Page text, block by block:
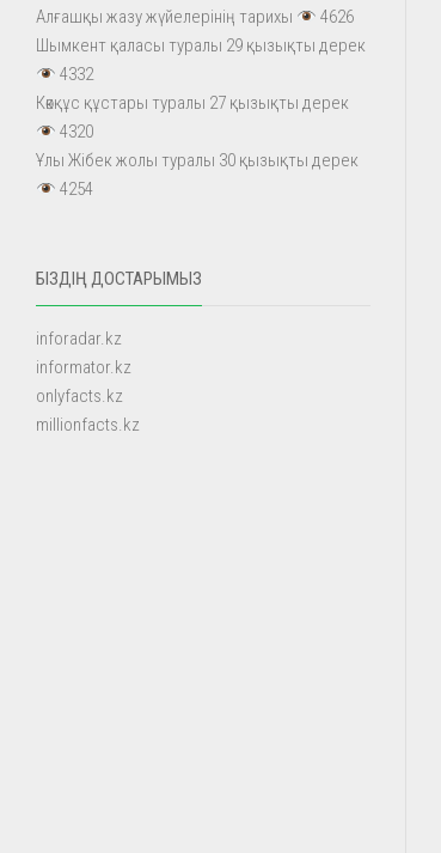
Алғашқы жазу жүйелерінің тарихы
4626
Шымкент қаласы туралы 29 қызықты дерек
4332
Көкқұс құстары туралы 27 қызықты дерек
4320
Ұлы Жібек жолы туралы 30 қызықты дерек
4254
БІЗДІҢ ДОСТАРЫМЫЗ
inforadar.kz
informator.kz
onlyfacts.kz
millionfacts.kz